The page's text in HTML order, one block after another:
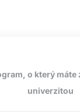
o který máte
univerzitou